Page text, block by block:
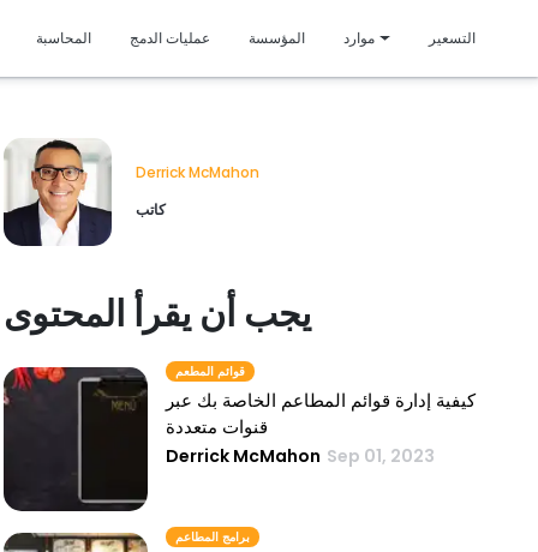
المحاسبة عمليات الدمج المؤسسة موارد التسعير
Derrick McMahon
كاتب
يجب أن يقرأ المحتوى
قوائم المطعم
كيفية إدارة قوائم المطاعم الخاصة بك عبر
قنوات متعددة
Derrick McMahon Sep 01, 2023
برامج المطاعم